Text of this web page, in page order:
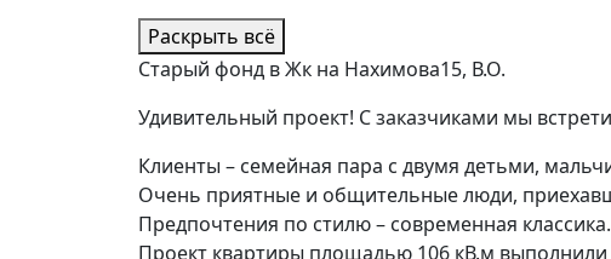
Раскрыть всё
Старый фонд в Жк на Нахимова15, В.О.
Удивительный проект! С заказчиками мы
Клиенты – семейная пара с двумя детьми,
Очень приятные и общительные люди,
Предпочтения по стилю – современная классика.
Проект квартиры площадью 106 кВ.м выполнили